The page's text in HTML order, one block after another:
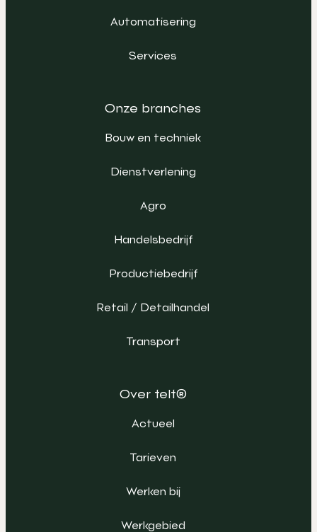
Automatisering
Services
Onze branches
Bouw en techniek
Dienstverlening
Agro
Handelsbedrijf
Productiebedrijf
Retail / Detailhandel
Transport
Over telt®
Actueel
Tarieven
Werken bij
Werkgebied